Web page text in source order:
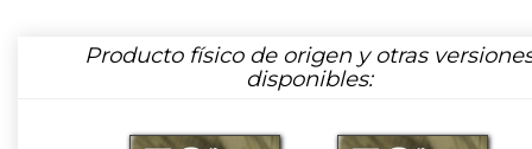
Producto físico de origen y otras
disponibles: